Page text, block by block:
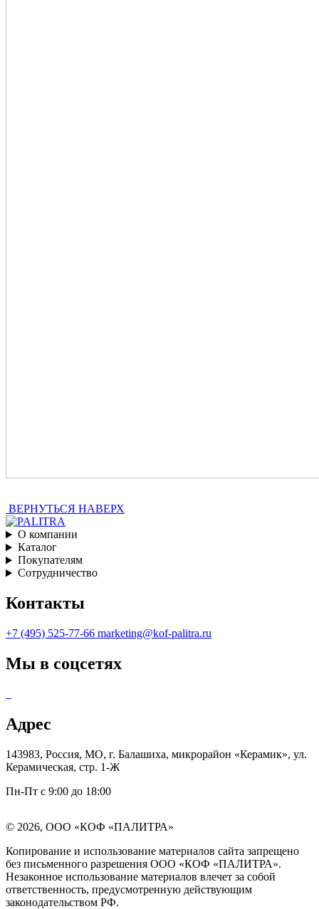
ВЕРНУТЬСЯ НАВЕРХ
О компании
Каталог
Покупателям
Сотрудничество
Контакты
+7 (495) 525-77-66 marketing@kof-palitra.ru
Мы в соцсетях
Адрес
143983, Россия, МО, г. Балашиха, микрорайон «Керамик», ул.
Керамическая, стр. 1-Ж
Пн-Пт с 9:00 до 18:00
© 2026, ООО «КОФ «ПАЛИТРА»
Копирование и использование материалов сайта запрещено
без письменного разрешения ООО «КОФ «ПАЛИТРА».
Незаконное использование материалов влечет за собой
ответственность, предусмотренную действующим
законодательством РФ.